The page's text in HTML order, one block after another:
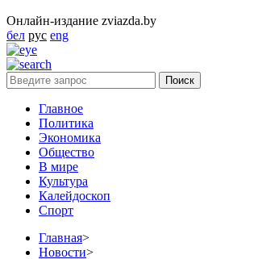
Онлайн-издание zviazda.by
бел рус eng
Главное
Политика
Экономика
Общество
В мире
Культура
Калейдоскоп
Спорт
Главная>
Новости>